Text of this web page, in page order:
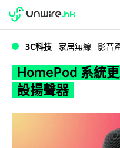
WWDC 2026
3C科技 家居無線 影音
HomePod 系統
設揚聲器